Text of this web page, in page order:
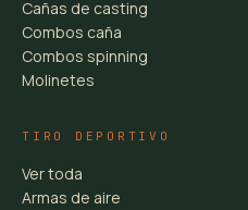
Cañas de casting
Combos caña
Combos spinning
Molinetes
TIRO DEPORTIVO
Ver toda
Armas de aire